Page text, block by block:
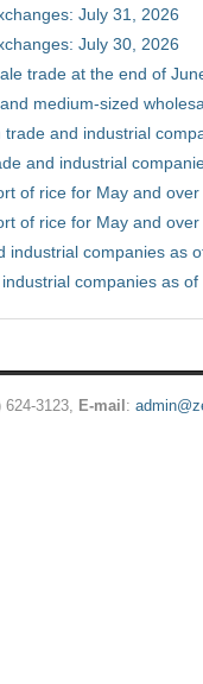
July 31, 2026
July 30, 2026
trade at the end of
medium-sized
and industrial
and industrial
of rice for May and
of rice for May and
industrial companies as
companies as
624-3123, E-mail :